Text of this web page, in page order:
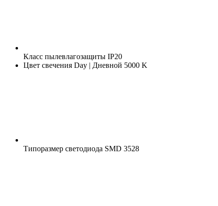
Класс пылевлагозащиты IP20
Цвет свечения Day | Дневной 5000 K
Типоразмер светодиода SMD 3528